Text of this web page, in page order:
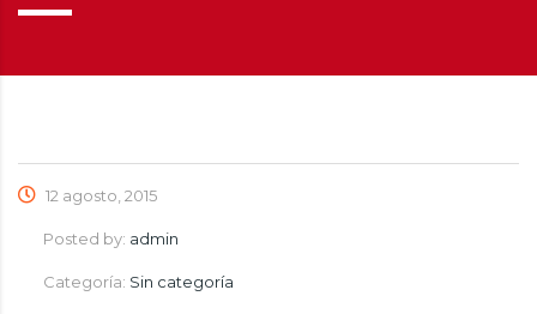
12 agosto, 2015
Posted by: admin
Categoría: Sin categoría